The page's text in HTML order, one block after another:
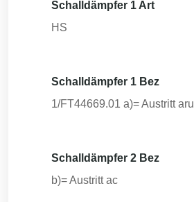
Schalldämpfer 1 Art
HS
Schalldämpfer 1 Bez
1/FT44669.01 a)= Austritt aru
Schalldämpfer 2 Bez
b)= Austritt ac